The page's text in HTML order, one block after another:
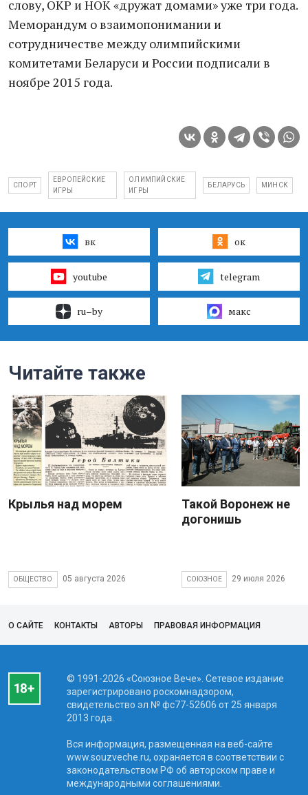
слову, ОКР и НОК «дружат домами» уже три года.
Меморандум о взаимопонимании и
сотрудничестве между олимпийскими
комитетами Беларуси и России подписали в
ноябре 2015 года.
СПОРТ
ЕВРОПЕЙСКИЕ
ИГРЫ
ОЛИМПИЙСКИЕ
ИГРЫ
БЕЛАРУСЬ МИНСК
вк ок
youtube telegram
ru–by макс
Читайте также
Крылья над морем
ОБЩЕСТВО 05 августа 2026
Такой Воронеж не
догонишь
СОЮЗНОЕ 29 июля 2026
О САЙТЕ КОНТАКТЫ АВТОРЫ ПРАВОВАЯ ИНФОРМАЦИЯ
© 1991-2026 «Союзное Вече». Сетевое издание
зарегистрировано роскомнадзором,
свидетельство эл № фc77-52606 от 25 января
2013 года.
Вся информация, размещенная на веб-сайте
www.souzveche.ru, охраняется в соответствии с
законодательством РФ об авторском праве и
международными соглашениями.